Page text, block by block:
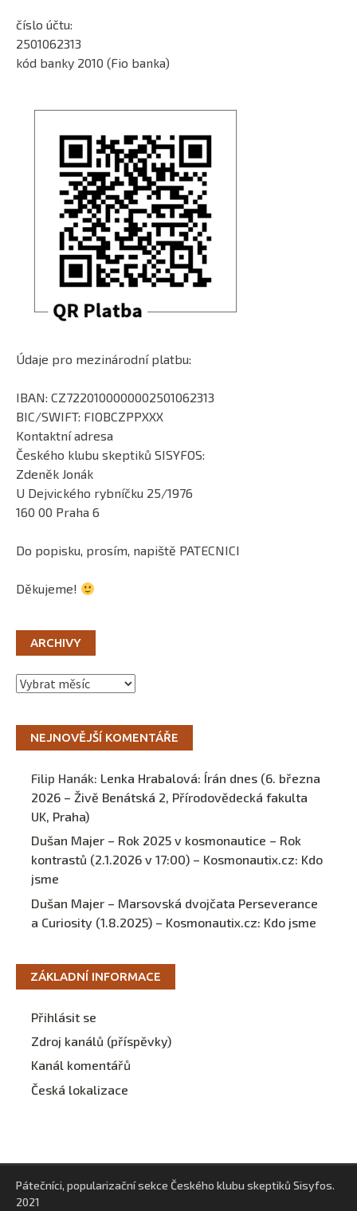
číslo účtu:
2501062313
kód banky 2010 (Fio banka)
Údaje pro mezinárodní platbu:
IBAN: CZ7220100000002501062313
BIC/SWIFT: FIOBCZPPXXX
Kontaktní adresa
Českého klubu skeptiků SISYFOS:
Zdeněk Jonák
U Dejvického rybníčku 25/1976
160 00 Praha 6
Do popisku, prosím, napiště PATECNICI
Děkujeme!
ARCHIVY
Archivy
NEJNOVĚJŠÍ KOMENTÁŘE
Filip Hanák: Lenka Hrabalová: Írán dnes (6. března
2026 – Živě Benátská 2, Přírodovědecká fakulta
UK, Praha)
Dušan Majer – Rok 2025 v kosmonautice – Rok
kontrastů (2.1.2026 v 17:00) – Kosmonautix.cz: Kdo
jsme
Dušan Majer – Marsovská dvojčata Perseverance
a Curiosity (1.8.2025) – Kosmonautix.cz: Kdo jsme
ZÁKLADNÍ INFORMACE
Přihlásit se
Zdroj kanálů (příspěvky)
Kanál komentářů
Česká lokalizace
Pátečníci, popularizační sekce Českého klubu skeptiků Sisyfos.
2021